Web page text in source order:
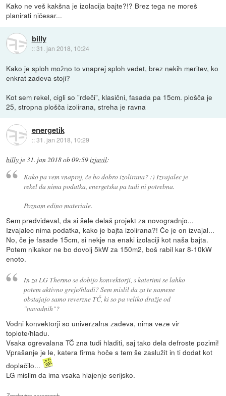
Kako ne veš kakšna je izolacija bajte?!? Brez tega ne moreš
planirati ničesar...
billy
::31. jan 2018, 10:24
Kako je sploh možno to vnaprej sploh vedet, brez nekih meritev, ko
enkrat zadeva stoji?
Kot sem rekel, cigli so "rdeči", klasični, fasada pa 15cm. plošča je
25, stropna plošča izolirana, streha je ravna
energetik
::31. jan 2018, 10:29
billy je31. jan 2018 ob 09:59izjavil:
Kako pa vem vnaprej, če bo dobro izolirana? :) Izvajalec je
rekel da nima podatka, energetska pa tudi ni potrebna.
Poznam edino materiale.
Sem predvideval, da si šele delaš projekt za novogradnjo...
Izvajalec nima podatka, kako je bajta izolirana?! Če je on izvajal...
No, če je fasade 15cm, si nekje na enaki izolaciji kot naša bajta.
Potem nikakor ne bo dovolj 5kW za 150m2, boš rabil kar 8-10kW
enoto.
In za LG Thermo se dobijo konvektorji, s katerimi se lahko
potem aktivno greje/hladi? Sem mislil da za te namene
obstajajo samo reverzne TČ, ki so pa veliko dražje od
"navadnih"?
Vodni konvektorji so univerzalna zadeva, nima veze vir
toplote/hladu.
Vsaka ogrevalana TČ zna tudi hladiti, saj tako dela defroste pozimi!
Vprašanje je le, katera firma hoče s tem še zaslužit in ti dodat kot
doplačilo...
LG mislim da ima vsaka hlajenje serijsko.